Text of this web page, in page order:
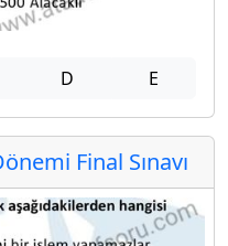
D E
Final Sınavı